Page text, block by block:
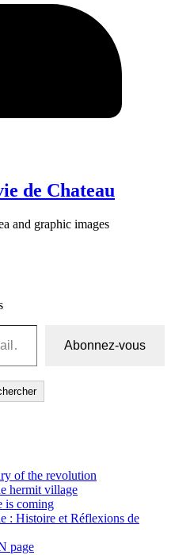
de Chateau
and graphic images
Abonnez-vous
of the revolution
hermit village
is coming
: Histoire et Réflexions de
page